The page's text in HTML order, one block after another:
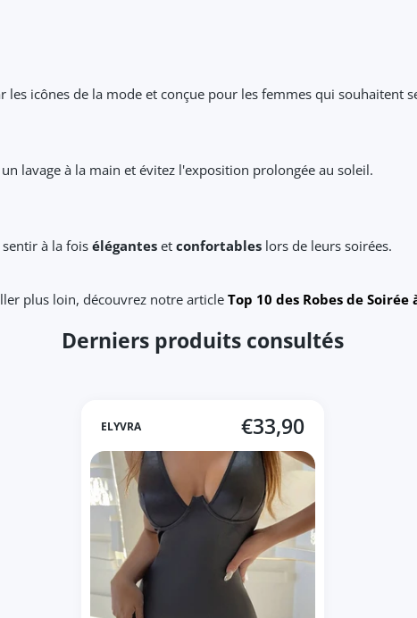
les icônes de la mode et conçue pour les femmes qui souhaitent
lavage à la main et évitez l'exposition prolongée au soleil.
à la fois élégantes et confortables lors de leurs soirées.
plus loin, découvrez notre article Top 10 des Robes de
Derniers produits consultés
ELYVRA €33,90